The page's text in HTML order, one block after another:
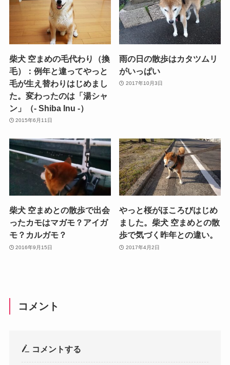
柴犬 空まめの毛代わり（換
毛）：例年と違ってやっと
毛が生え替わりはじめまし
た。変わったのは「湯シャ
ン」（- Shiba Inu -）
2015年6月11日
雨の日の散歩はカタツムリ
がいっぱい
2017年10月3日
柴犬 空まめとの散歩で出会
ったカモはマガモ？アイガ
モ？カルガモ？
2016年9月15日
やっと桜がほころびはじめ
ました。柴犬 空まめとの散
歩で気づく昨年との違い。
2017年4月2日
コメント
コメントする